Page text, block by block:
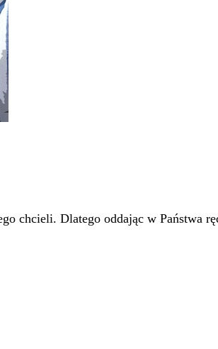
chcieli. Dlatego oddając w Państwa